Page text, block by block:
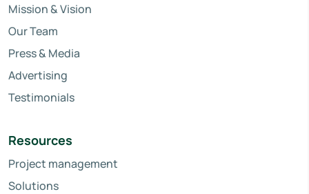
Mission & Vision
Our Team
Press & Media
Advertising
Testimonials
Resources
Project management
Solutions